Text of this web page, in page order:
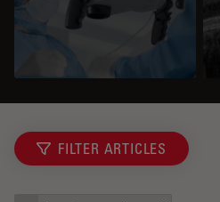
FILTER ARTICLES